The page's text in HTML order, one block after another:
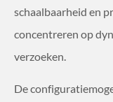
schaalbaarheid en
concentreren op
verzoeken.
De